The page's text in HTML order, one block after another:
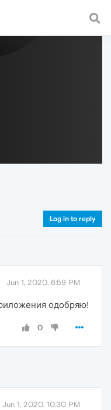
a fast and
Log in to reply
Jun 1, 2020, 6:59 PM
одобряю!
0
Jun 1, 2020, 10:30 PM